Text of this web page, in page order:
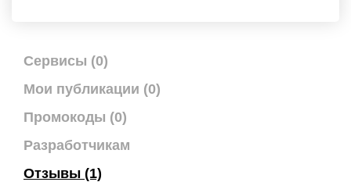
Сервисы (0)
Мои публикации (0)
Промокоды (0)
Разработчикам
Отзывы (1)